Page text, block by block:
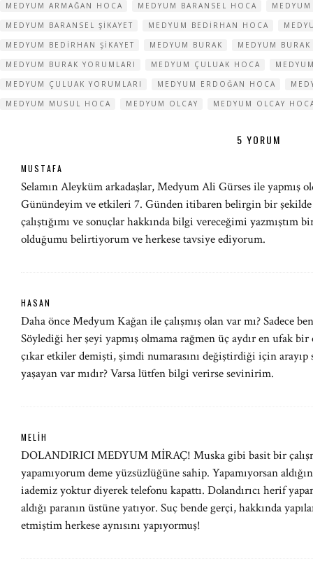
MEDYUM ARMAĞAN HOCA
MEDYUM BARANSEL HOCA
MEDYUM BARANSEL ŞIKAYET
MEDYUM BEDIRHAN HOCA
MEDYUM BEDIRHAN ŞIKAYET
MEDYUM BURAK
MEDYUM
MEDYUM BURAK YORUMLARI
MEDYUM ÇULUAK HOCA
MEDYUM ÇULUAK YORUMLARI
MEDYUM ERDOĞAN HOCA
MEDYUM MUSUL HOCA
MEDYUM OLCAY MEDYUM OLCAY
5 YORUM
MUSTAFA
Selamın Aleyküm arkadaşlar, Medyum Ali Gürses ile yapmış
Günündeyim ve etkileri 7. Günden itibaren belirgin bir şekilde
çalıştığımı ve sonuçlar hakkında bilgi vereceğimi
olduğumu belirtiyorum ve herkese tavsiye ediyorum.
HASAN
Daha önce Medyum Kağan ile çalışmış olan var mı? Sadece
Söylediği her şeyi yapmış olmama rağmen üç aydır en ufak
çıkar etkiler demişti, şimdi numarasını değiştirdiği için
yaşayan var mıdır? Varsa lütfen bilgi verirse sevinirim.
MELIH
DOLANDIRICI MEDYUM MİRAÇ! Muska gibi basit bir
yapamıyorum deme yüzsüzlüğüne sahip. Yapamıyorsan
iademiz yoktur diyerek telefonu kapattı. Dolandırıcı herif
aldığı paranın üstüne yatıyor. Suç bende gerçi, hakkında
etmiştim herkese aynısını yapıyormuş!